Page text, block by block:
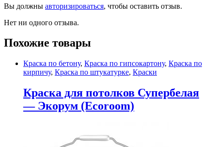
Вы должны авторизироваться, чтобы оставить отзыв.
Нет ни одного отзыва.
Похожие товары
Краска по бетону, Краска по гипсокартону, Краска по
кирпичу, Краска по штукатурке, Краски
Краска для потолков Супербелая
— Экорум (Ecoroom)